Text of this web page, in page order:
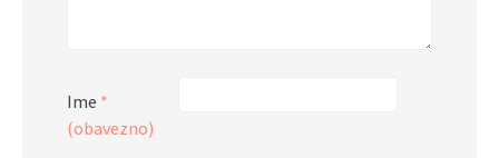
Ime *
(obavezno)